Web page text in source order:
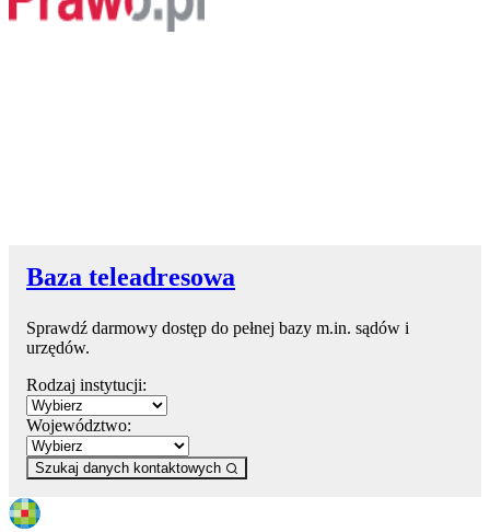
Baza teleadresowa
Sprawdź darmowy dostęp do pełnej bazy m.in. sądów i
urzędów.
Rodzaj instytucji:
Województwo:
Szukaj danych kontaktowych